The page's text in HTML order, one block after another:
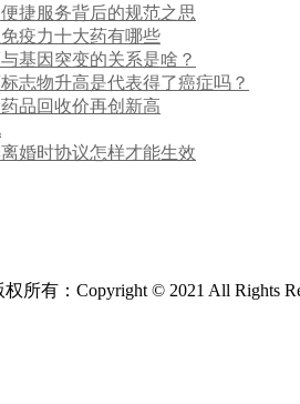
捷服务背后的规范之思
疫力十大药有哪些
基因突变的关系是啥？
志物升高是代表得了癌症吗？
品回收价再创新高
婚时协议怎样才能生效
权所有：Copyright © 2021 All Rights